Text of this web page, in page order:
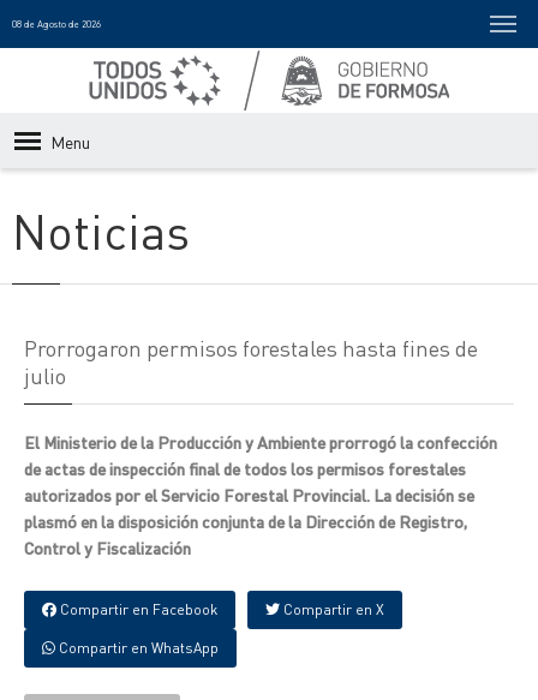
08 de Agosto de 2026
Menu
Noticias
Prorrogaron permisos forestales hasta fines de
julio
El Ministerio de la Producción y Ambiente prorrogó la confección
de actas de inspección final de todos los permisos forestales
autorizados por el Servicio Forestal Provincial. La decisión se
plasmó en la disposición conjunta de la Dirección de Registro,
Control y Fiscalización
Compartir en Facebook Compartir en X
Compartir en WhatsApp